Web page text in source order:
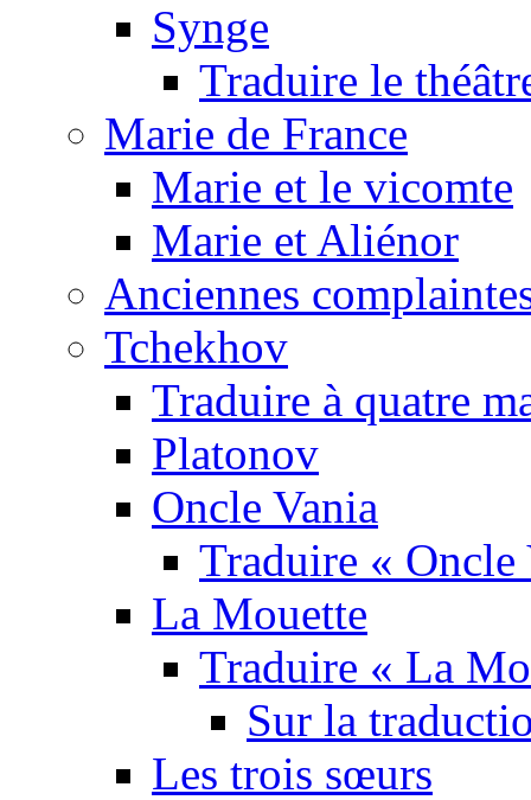
Synge
Traduire le
Marie de France
Marie et le vicomte
Marie et Aliénor
Anciennes
Tchekhov
Traduire à quatre
Platonov
Oncle Vania
Traduire « Oncle
La Mouette
Traduire « La
Sur la
Les trois sœurs